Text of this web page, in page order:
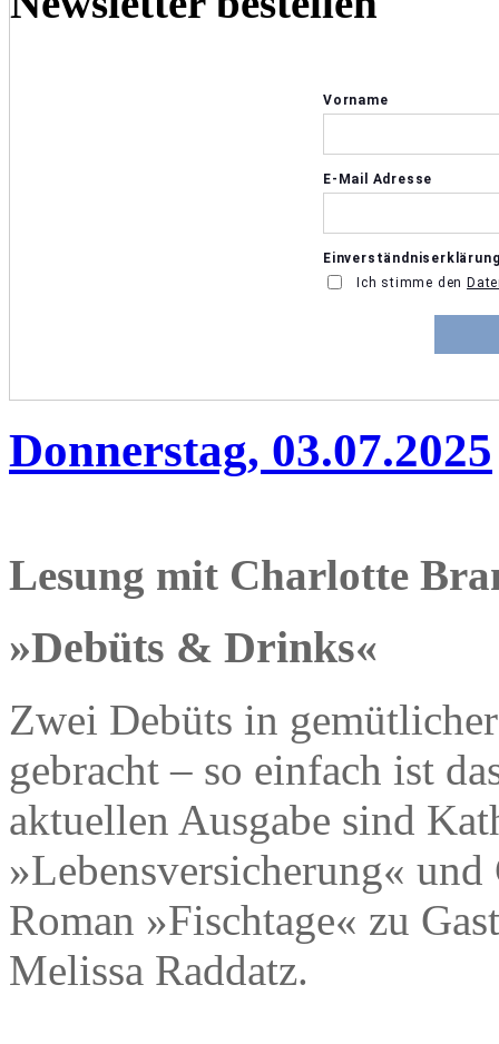
Donnerstag, 03.07.2025
Lesung mit Charlotte
»Debüts & Drinks«
Zwei Debüts in
gebracht – so einfach ist
aktuellen Ausgabe sind
»Lebensversicherung«
Roman »Fischtage« zu
Melissa Raddatz.